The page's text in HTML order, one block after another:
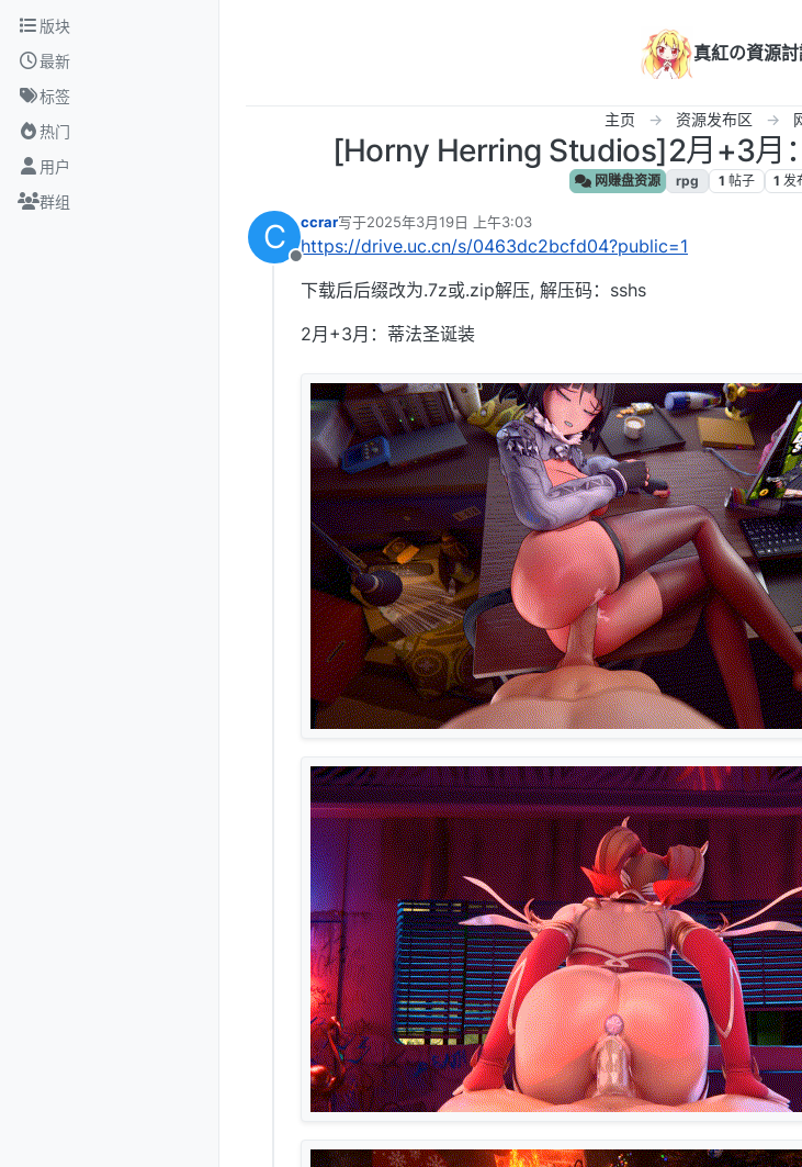
跳转至内容
版块
最新
标签
热门
用户
群组
真紅の資源
主页 资源发布区
[Horny Herring Studios]2月+3月
网赚盘资源 rpg 1 帖子 1 发
C
离线
ccrar写于2025年3月19日 上午3:03
最后由 编辑
https://drive.uc.cn/s/0463dc2bcfd04?public=1
下载后后缀改为.7z或.zip解压, 解压码：sshs
2月+3月：蒂法圣诞装